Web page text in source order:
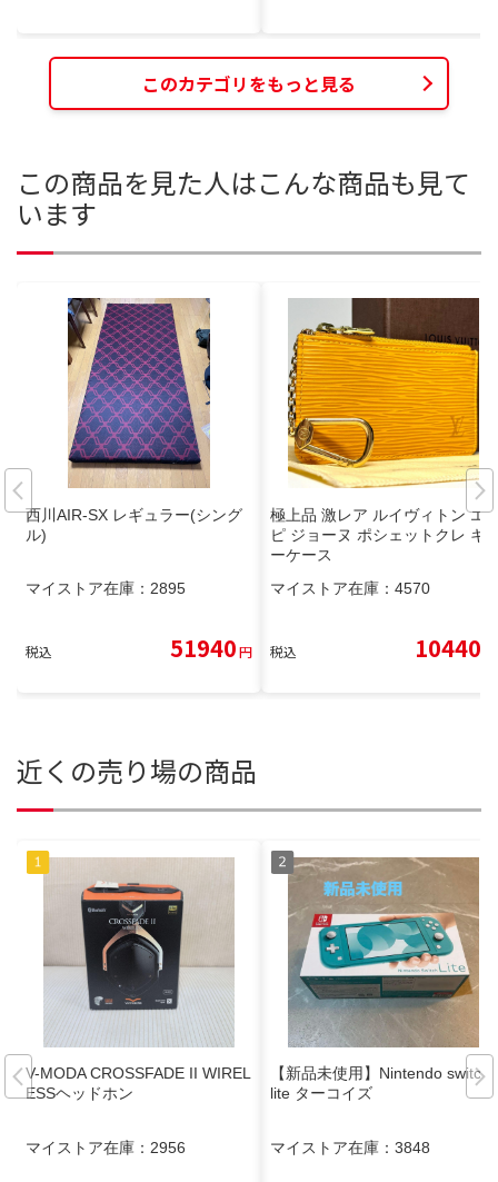
このカテゴリをもっと見る
この商品を見た人はこんな商品も見て
います
西川AIR-SX レギュラー(シング
ル)
マイストア在庫： 2895
税込 51940円
極上品 激レア ルイヴィトン エ
ピ ジョーヌ ポシェットクレ キ
ーケース
マイストア在庫： 4570
税込 10440
近くの売り場の商品
V-MODA CROSSFADE II WIREL
ESSヘッドホン
マイストア在庫： 2956
【新品未使用】Nintendo switch
lite ターコイズ
マイストア在庫： 3848